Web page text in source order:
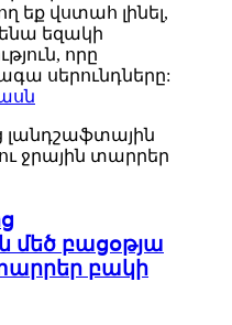
եք վստահ լինել,
եզակի
որը
սերունդները:
մեծ բացօթյա
բակի